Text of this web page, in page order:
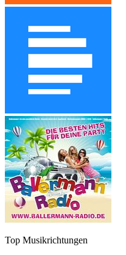
Top Musikrichtungen